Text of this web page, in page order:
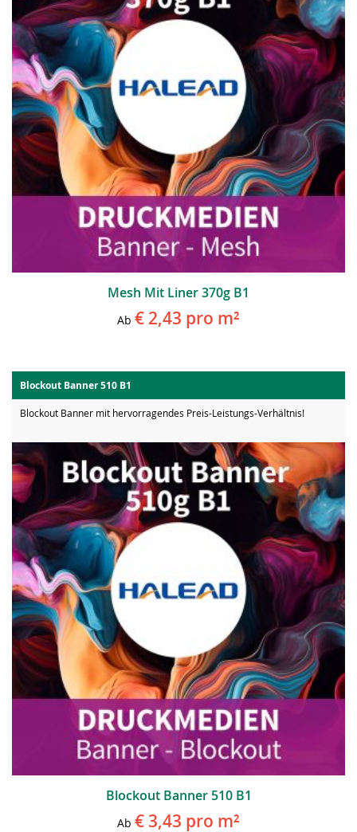
Mesh Mit Liner 370g B1
Ab € 2,43 pro m²
Blockout Banner 510 B1
Blockout Banner mit hervorragendes Preis-Leistungs-Verhältnis!
Blockout Banner 510 B1
Ab € 3,43 pro m²